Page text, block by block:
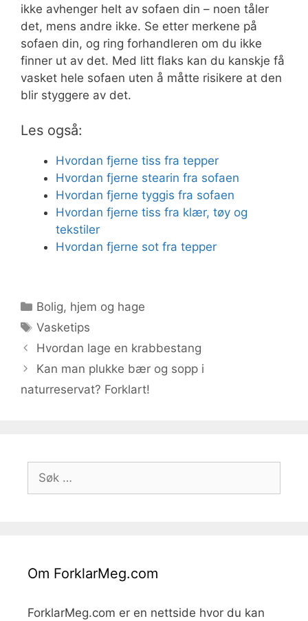
ikke avhenger helt av sofaen din – noen tåler
det, mens andre ikke. Se etter merkene på
sofaen din, og ring forhandleren om du ikke
finner ut av det. Med litt flaks kan du kanskje få
vasket hele sofaen uten å måtte risikere at den
blir styggere av det.
Les også:
Hvordan fjerne tiss fra tepper
Hvordan fjerne stearin fra sofaen
Hvordan fjerne tyggis fra sofaen
Hvordan fjerne tiss fra klær, tøy og
tekstiler
Hvordan fjerne sot fra tepper
Kategorier
Bolig, hjem og hage
Stikkord
Vasketips
Hvordan lage en krabbestang
Kan man plukke bær og sopp i
naturreservat? Forklart!
Søk
etter:
Om ForklarMeg.com
ForklarMeg.com er en nettside hvor du kan